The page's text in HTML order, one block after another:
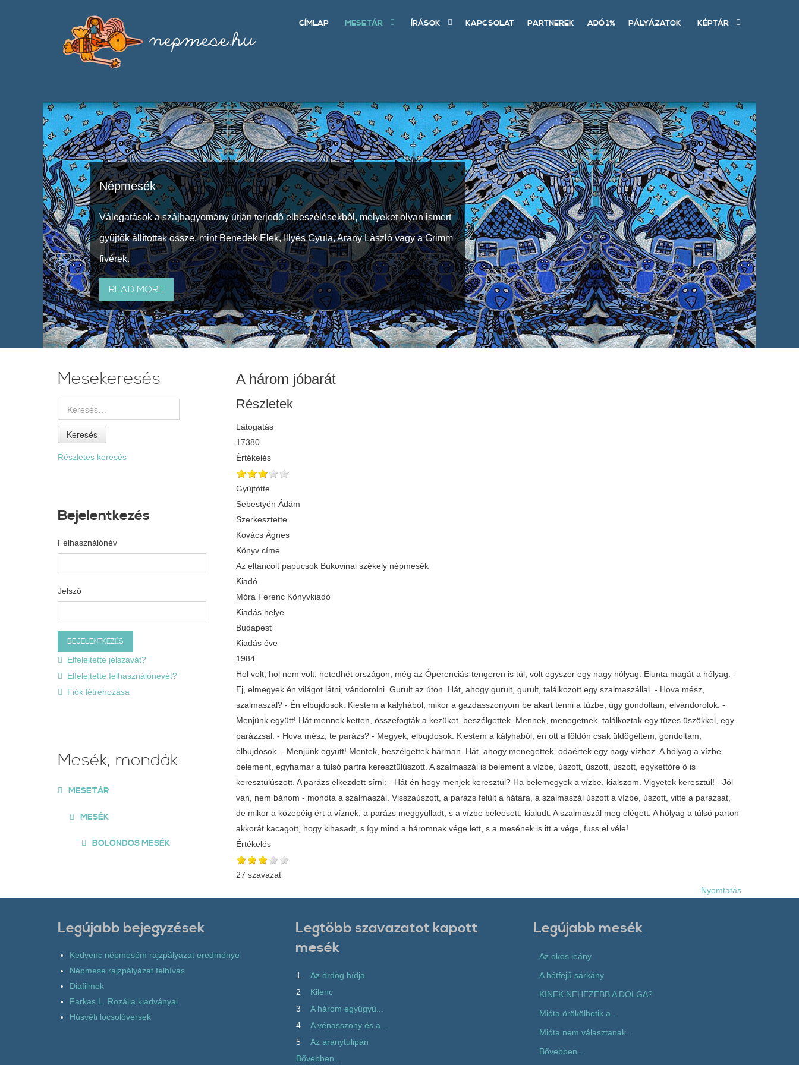
CÍMLAP MESETÁR ÍRÁSOK KAPCSOLAT PARTNEREK ADÓ 1% PÁLYÁZATOK KÉPTÁR
Népmesék
Válogatások a szájhagyomány útján terjedő elbeszélésekből, melyeket olyan ismert
gyűjtők állítottak össze, mint Benedek Elek, Illyés Gyula, Arany László vagy a Grimm
fivérek.
READ MORE
A három jóbarát
Részletek
Látogatás
17380
Értékelés
Gyűjtötte
Sebestyén Ádám
Szerkesztette
Kovács Ágnes
Könyv címe
Az eltáncolt papucsok Bukovinai székely népmesék
Kiadó
Móra Ferenc Könyvkiadó
Kiadás helye
Budapest
Kiadás éve
1984
Hol volt, hol nem volt, hetedhét országon, még az Óperenciás-tengeren is túl, volt egyszer egy nagy hólyag. Elunta magát a hólyag. -
Ej, elmegyek én világot látni, vándorolni. Gurult az úton. Hát, ahogy gurult, gurult, találkozott egy szalmaszállal. - Hova mész,
szalmaszál? - Én elbujdosok. Kiestem a kályhából, mikor a gazdasszonyom be akart tenni a tűzbe, úgy gondoltam, elvándorolok. -
Menjünk együtt! Hát mennek ketten, összefogták a kezüket, beszélgettek. Mennek, menegetnek, találkoztak egy tüzes üszökkel, egy
parázzsal: - Hova mész, te parázs? - Megyek, elbujdosok. Kiestem a kályhából, én ott a földön csak üldögéltem, gondoltam,
elbujdosok. - Menjünk együtt! Mentek, beszélgettek hárman. Hát, ahogy menegettek, odaértek egy nagy vízhez. A hólyag a vízbe
belement, egyhamar a túlsó partra keresztülúszott. A szalmaszál is belement a vízbe, úszott, úszott, úszott, egykettőre ő is
keresztülúszott. A parázs elkezdett sírni: - Hát én hogy menjek keresztül? Ha belemegyek a vízbe, kialszom. Vigyetek keresztül! - Jól
van, nem bánom - mondta a szalmaszál. Visszaúszott, a parázs felült a hátára, a szalmaszál úszott a vízbe, úszott, vitte a parazsat,
de mikor a közepéig ért a víznek, a parázs meggyulladt, s a vízbe beleesett, kialudt. A szalmaszál meg elégett. A hólyag a túlsó parton
akkorát kacagott, hogy kihasadt, s így mind a háromnak vége lett, s a mesének is itt a vége, fuss el véle!
Értékelés
27 szavazat
Nyomtatás
Mesekeresés
Keresés
Részletes keresés
Bejelentkezés
Felhasználónév
Jelszó
Elfelejtette jelszavát?
Elfelejtette felhasználónevét?
Fiók létrehozása
Mesék, mondák
MESETÁR
MESÉK
BOLONDOS MESÉK
Legújabb bejegyzések
Kedvenc népmesém rajzpályázat eredménye
Népmese rajzpályázat felhívás
Diafilmek
Farkas L. Rozália kiadványai
Húsvéti locsolóversek
Legtöbb szavazatot kapott
mesék
1
Az ördög hídja
2
Kilenc
3
A három együgyű...
4
A vénasszony és a...
5
Az aranytulipán
Bővebben...
Legújabb mesék
Az okos leány
A hétfejű sárkány
KINEK NEHEZEBB A DOLGA?
Mióta örökölhetik a...
Mióta nem választanak...
Bővebben...